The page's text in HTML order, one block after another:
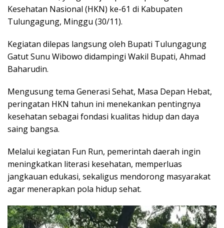
Kesehatan Nasional (HKN) ke-61 di Kabupaten
Tulungagung, Minggu (30/11).
Kegiatan dilepas langsung oleh Bupati Tulungagung
Gatut Sunu Wibowo didampingi Wakil Bupati, Ahmad
Baharudin.
Mengusung tema Generasi Sehat, Masa Depan Hebat,
peringatan HKN tahun ini menekankan pentingnya
kesehatan sebagai fondasi kualitas hidup dan daya
saing bangsa.
Melalui kegiatan Fun Run, pemerintah daerah ingin
meningkatkan literasi kesehatan, memperluas
jangkauan edukasi, sekaligus mendorong masyarakat
agar menerapkan pola hidup sehat.